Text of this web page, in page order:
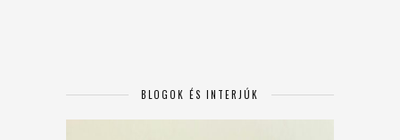
BLOGOK ÉS INTERJÚK